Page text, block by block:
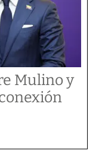
Mulino y